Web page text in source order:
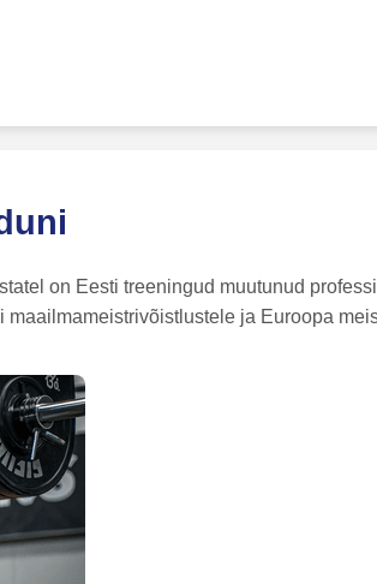
on Eesti treeningud muutunud
ja Euroopa